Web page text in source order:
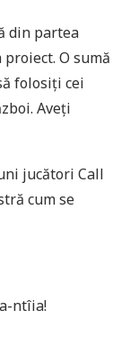
din partea
O sumă
folosiți cei
Aveți
jucători Call
cum se
ntîia!